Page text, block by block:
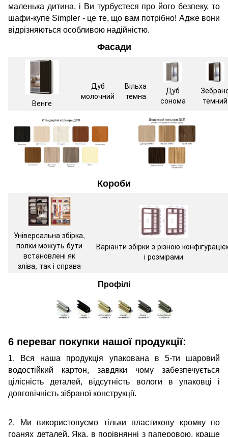
маленька дитина, і Ви турбуєтеся про його безпеку, то
шафи-купе Simpler - це те, що вам потрібно! Адже вони
відрізняються особливою надійністю.
Фасади
Венге
Дуб
молочний
Вільха
темна
Дуб
сонома
темний
Короби
Універсальна збірка,
полки можуть бути
встановлені як
зліва, так і справа
Варіанти збірки з різною
і розмірами
Профілі
6 переваг покупки нашої продукції:
1. Вся наша продукція упакована в 5-ти шаровий
водостійкий картон, завдяки чому забезпечується
цілісність деталей, відсутність вологи в упаковці і
довговічність зібраної конструкції.
2. Ми використовуємо тільки пластикову кромку по
гранях деталей. Яка, в порівнянні з паперовою, краще